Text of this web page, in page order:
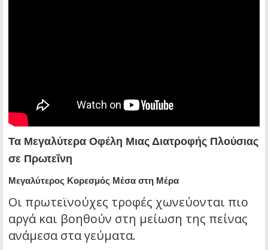
Τα Μεγαλύτερα Οφέλη Μιας Διατροφής Πλούσιας
σε Πρωτεΐνη
Μεγαλύτερος Κορεσμός Μέσα στη Μέρα
Οι πρωτεϊνούχες τροφές χωνεύονται πιο
αργά και βοηθούν στη μείωση της πείνας
ανάμεσα στα γεύματα.